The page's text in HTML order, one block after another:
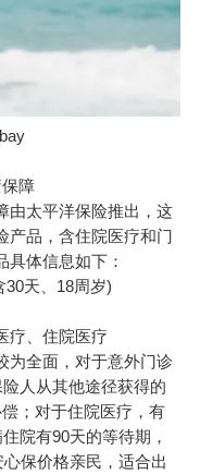
障
由太平洋保险推出，这
产品，含住院医疗和门
体信息如下：
天、18周岁)
、住院医疗
全面，对于意外门诊
人 从其他途径获得的
；对于住院医疗，有
院有90天的等待期，
保价格亲民，适合出